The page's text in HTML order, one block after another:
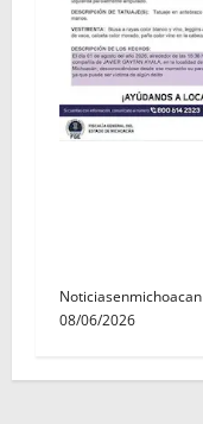
Noticiasenmichoacan
08/06/2026